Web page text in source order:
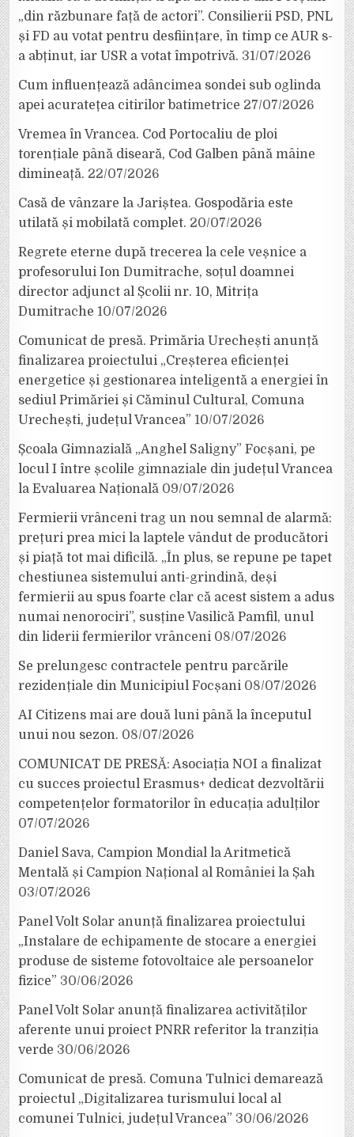
„din răzbunare față de actori”. Consilierii PSD, PNL
și FD au votat pentru desființare, în timp ce AUR s-
a abținut, iar USR a votat împotrivă. 31/07/2026
Cum influențează adâncimea sondei sub oglinda
apei acuratețea citirilor batimetrice 27/07/2026
Vremea în Vrancea. Cod Portocaliu de ploi
torențiale până diseară, Cod Galben până mâine
dimineață. 22/07/2026
Casă de vânzare la Jariștea. Gospodăria este
utilată și mobilată complet. 20/07/2026
Regrete eterne după trecerea la cele veșnice a
profesorului Ion Dumitrache, soțul doamnei
director adjunct al Școlii nr. 10, Mitrița
Dumitrache 10/07/2026
Comunicat de presă. Primăria Urechești anunță
finalizarea proiectului „Creșterea eficienței
energetice și gestionarea inteligentă a energiei în
sediul Primăriei și Căminul Cultural, Comuna
Urechești, județul Vrancea” 10/07/2026
Școala Gimnazială „Anghel Saligny” Focșani, pe
locul I între școlile gimnaziale din județul Vrancea
la Evaluarea Națională 09/07/2026
Fermierii vrânceni trag un nou semnal de alarmă:
prețuri prea mici la laptele vândut de producători
și piață tot mai dificilă. „În plus, se repune pe tapet
chestiunea sistemului anti-grindină, deși
fermierii au spus foarte clar că acest sistem a adus
numai nenorociri”, susține Vasilică Pamfil, unul
din liderii fermierilor vrânceni 08/07/2026
Se prelungesc contractele pentru parcările
rezidențiale din Municipiul Focșani 08/07/2026
AI Citizens mai are două luni până la începutul
unui nou sezon. 08/07/2026
COMUNICAT DE PRESĂ: Asociația NOI a finalizat
cu succes proiectul Erasmus+ dedicat dezvoltării
competențelor formatorilor în educația adulților
07/07/2026
Daniel Sava, Campion Mondial la Aritmetică
Mentală și Campion Național al României la Șah
03/07/2026
Panel Volt Solar anunță finalizarea proiectului
„Instalare de echipamente de stocare a energiei
produse de sisteme fotovoltaice ale persoanelor
fizice” 30/06/2026
Panel Volt Solar anunță finalizarea activităților
aferente unui proiect PNRR referitor la tranziția
verde 30/06/2026
Comunicat de presă. Comuna Tulnici demarează
proiectul „Digitalizarea turismului local al
comunei Tulnici, județul Vrancea” 30/06/2026